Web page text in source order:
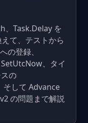
Task.Delay を
て、テストから
の登録、
、タイ
の
して Advance
の問題まで解説